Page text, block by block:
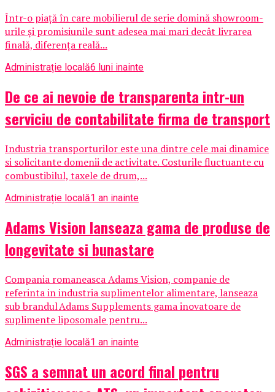
Într-o piață în care mobilierul de serie domină showroom-
urile și promisiunile sunt adesea mai mari decât livrarea
finală, diferența reală...
Administrație locală6 luni inainte
De ce ai nevoie de transparenta intr-un
serviciu de contabilitate firma de transport
Industria transporturilor este una dintre cele mai dinamice
si solicitante domenii de activitate. Costurile fluctuante cu
combustibilul, taxele de drum,...
Administrație locală1 an inainte
Adams Vision lanseaza gama de produse de
longevitate si bunastare
Compania romaneasca Adams Vision, companie de
referinta in industria suplimentelor alimentare, lanseaza
sub brandul Adams Supplements gama inovatoare de
suplimente liposomale pentru...
Administrație locală1 an inainte
SGS a semnat un acord final pentru